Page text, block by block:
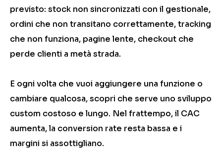
previsto: stock non sincronizzati con il gestionale,
ordini che non transitano correttamente, tracking
che non funziona, pagine lente, checkout che
perde clienti a metà strada.
E ogni volta che vuoi aggiungere una funzione o
cambiare qualcosa, scopri che serve uno sviluppo
custom costoso e lungo. Nel frattempo, il CAC
aumenta, la conversion rate resta bassa e i
margini si assottigliano.